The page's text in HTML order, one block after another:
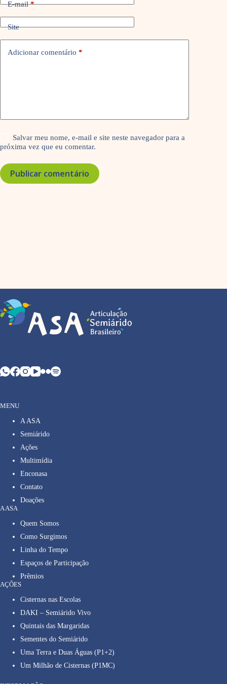
E-mail*
Site
Adicionar comentário *
Salvar meu nome, e-mail e site neste navegador para a
próxima vez que eu comentar.
Publicar comentário
MENU
A ASA
Semiárido
Ações
Multimídia
Enconasa
Contato
Doações
A ASA
Quem Somos
Como Surgimos
Linha do Tempo
Espaços de Participação
Prêmios
AÇÕES
Cisternas nas Escolas
DAKI – Semiárido Vivo
Quintais das Margaridas
Sementes do Semiárido
Uma Terra e Duas Águas (P1+2)
Um Milhão de Cisternas (P1MC)